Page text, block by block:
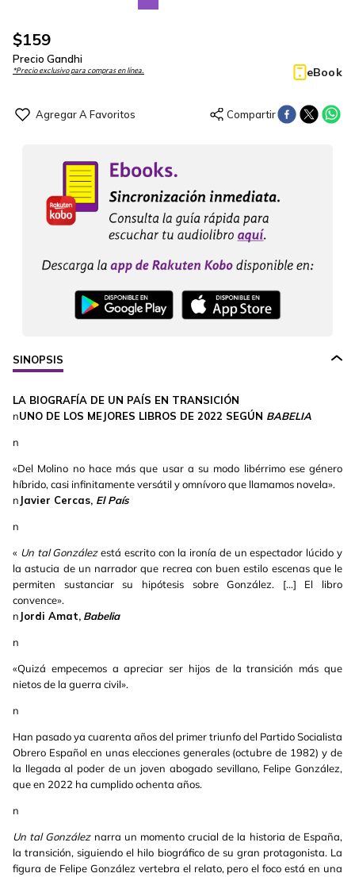
$159
Precio Gandhi
*Precio exclusivo para compras en línea. eBook
SINOPSIS
LA BIOGRAFÍA DE UN PAÍS EN TRANSICIÓN
nUNO DE LOS MEJORES LIBROS DE 2022 SEGÚN BABELIA
n
«Del Molino no hace más que usar a su modo libérrimo ese género
híbrido, casi infinitamente versátil y omnívoro que llamamos novela».
n Javier Cercas, El País
n
« Un tal Gonzálezestá escrito con la ironía de un espectador lúcido y
la astucia de un narrador que recrea con buen estilo escenas que le
permiten sustanciar su hipótesis sobre González. [...] El libro
convence».
n Jordi Amat, Babelia
n
«Quizá empecemos a apreciar ser hijos de la transición más que
nietos de la guerra civil».
n
Han pasado ya cuarenta años del primer triunfo del Partido Socialista
Obrero Español en unas elecciones generales (octubre de 1982) y de
la llegada al poder de un joven abogado sevillano, Felipe González,
que en 2022 ha cumplido ochenta años.
n
Un tal Gonzáleznarra un momento crucial de la historia de España,
la transición, siguiendo el hilo biográfico de su gran protagonista. La
figura de Felipe González vertebra el relato, pero el foco está en una